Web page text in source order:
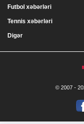
Futbol xəbərləri
Tennis xəbərləri
Digər
© 2007 -